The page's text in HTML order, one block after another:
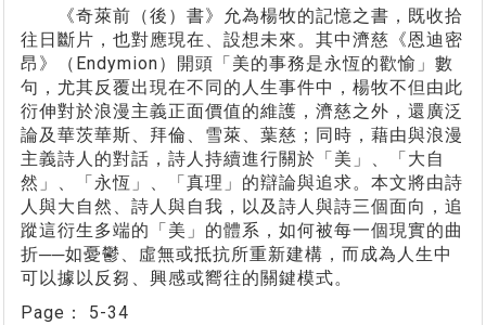
《奇萊前（後）書》允為楊牧的記憶之書，既收拾
往日斷片，也對應現在、設想未來。其中濟慈《恩迪密
昂》（Endymion）開頭「美的事務是永恆的歡愉」數
句，尤其反覆出現在不同的人生事件中，楊牧不但由此
衍伸對於浪漫主義正面價值的維護，濟慈之外，還廣泛
論及華茨華斯、拜倫、雪萊、葉慈；同時，藉由與浪漫
主義詩人的對話，詩人持續進行關於「美」、「大自
然」、「永恆」、「真理」的辯論與追求。本文將由詩
人與大自然、詩人與自我，以及詩人與詩三個面向，追
蹤這衍生多端的「美」的體系，如何被每一個現實的曲
折──如憂鬱、虛無或抵抗所重新建構，而成為人生中
可以據以反芻、興感或嚮往的關鍵模式。
Page： 5-34